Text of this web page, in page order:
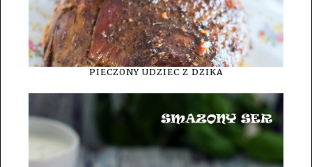
PIECZONY UDZIEC Z DZIKA